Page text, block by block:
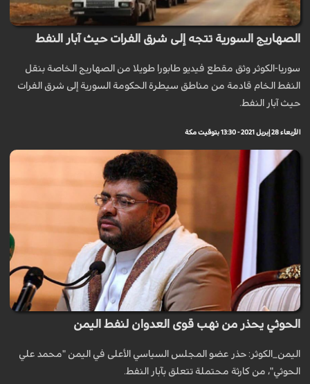
الصهاريج السورية تتجه إلى شرق الفرات حيث آبار النفط
سوريا-الكوثر وثق مقطع فيديو طابورا طويلا من الصهاريج الخاصة بنقل
النفط الخام قادمة من مناطق سيطرة الحكومة السورية إلى شرق الفرات
حيث آبار النفط.
الأربعاء 28 إبريل 2021 - 13:30 بتوقيت مكة
الحوثي يحذر من نهب قوى العدوان لنفط اليمن
اليمن_الكوثر: حذر عضو المجلس السياسي الأعلى في اليمن "محمد علي
الحوثي"، من كارثة محتملة تتعلق بآبار النفط.